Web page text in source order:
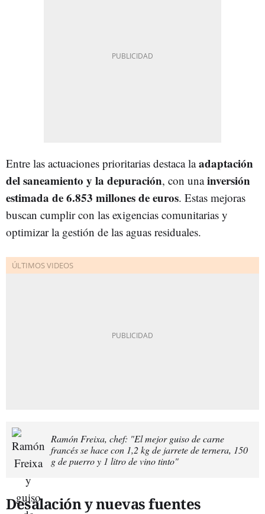
Entre las actuaciones prioritarias destaca laadaptación
del saneamiento y la depuración, con unainversión
estimada de 6.853 millones de euros. Estas mejoras
buscan cumplir con las exigencias comunitarias y
optimizar la gestión de las aguas residuales.
Ramón Freixa, chef: "El mejor guiso de carne
francés se hace con 1,2 kg de jarrete de ternera, 150
g de puerro y 1 litro de vino tinto"
Desalación y nuevas fuentes